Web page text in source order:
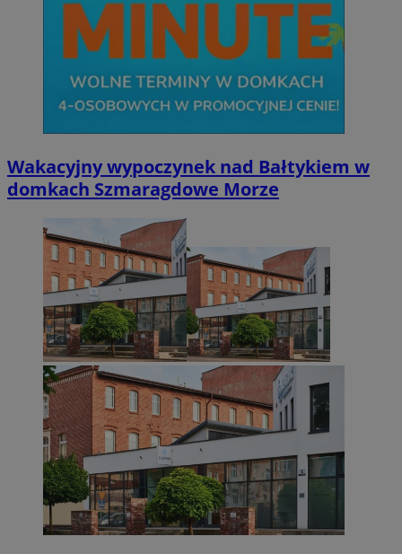
Wakacyjny wypoczynek nad Bałtykiem w
domkach Szmaragdowe Morze